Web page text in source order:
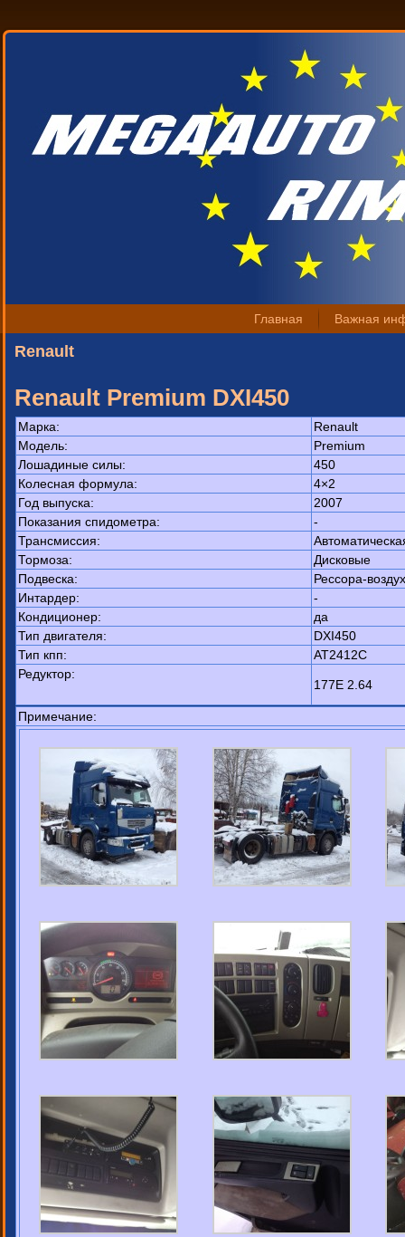
Главная Важная
Renault
Renault Premium DXI450
Марка:
Renault
Модель:
Premium
Лошадиные силы:
450
Колесная формула:
4×2
Год выпуска:
2007
Показания спидометра:
-
Трансмиссия:
Тормоза:
Дисковые
Подвеска:
Рессора-воздух
Интардер:
-
Кондиционер:
да
Тип двигателя:
DXI450
Тип кпп:
AT2412C
Редуктор:
177E 2.64
Примечание: